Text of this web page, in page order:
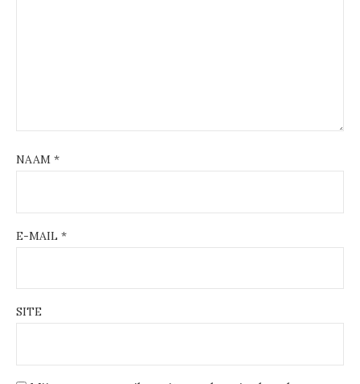
NAAM *
E-MAIL *
SITE